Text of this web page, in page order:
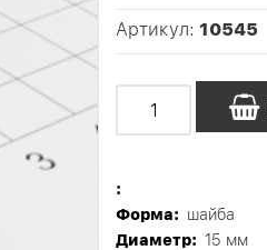
Артикул: 10545
:
Форма: шайба
Диаметр: 15 мм